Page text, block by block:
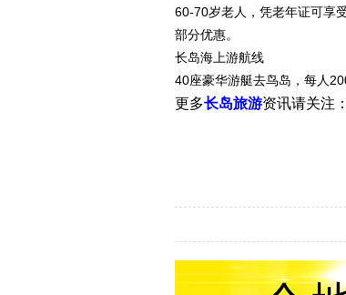
60-70岁老人，凭老年证可享
部分优惠。
长岛海上游航线
40座豪华游艇去鸟岛，每人
更多长岛旅游资讯请关注：